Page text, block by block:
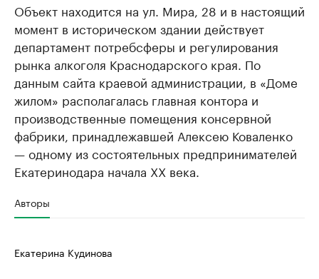
Объект находится на ул. Мира, 28 и в настоящий
момент в историческом здании действует
департамент потребсферы и регулирования
рынка алкоголя Краснодарского края. По
данным сайта краевой администрации, в «Доме
жилом» располагалась главная контора и
производственные помещения консервной
фабрики, принадлежавшей Алексею Коваленко
— одному из состоятельных предпринимателей
Екатеринодара начала ХX века.
Авторы
Екатерина Кудинова